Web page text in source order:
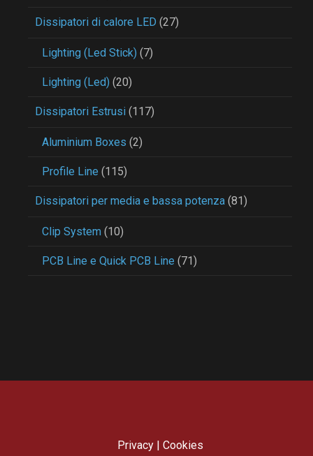
Dissipatori di calore LED (27)
Lighting (Led Stick) (7)
Lighting (Led) (20)
Dissipatori Estrusi (117)
Aluminium Boxes (2)
Profile Line (115)
Dissipatori per media e bassa potenza (81)
Clip System (10)
PCB Line e Quick PCB Line (71)
Privacy| Cookies